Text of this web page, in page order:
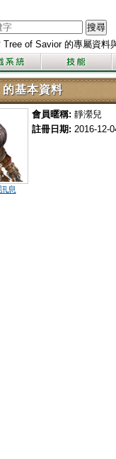
Tree of Savior 的專屬資料
搜尋
的基本資料
息
會員暱稱: 靜瀠兒
註冊日期: 2016-12-